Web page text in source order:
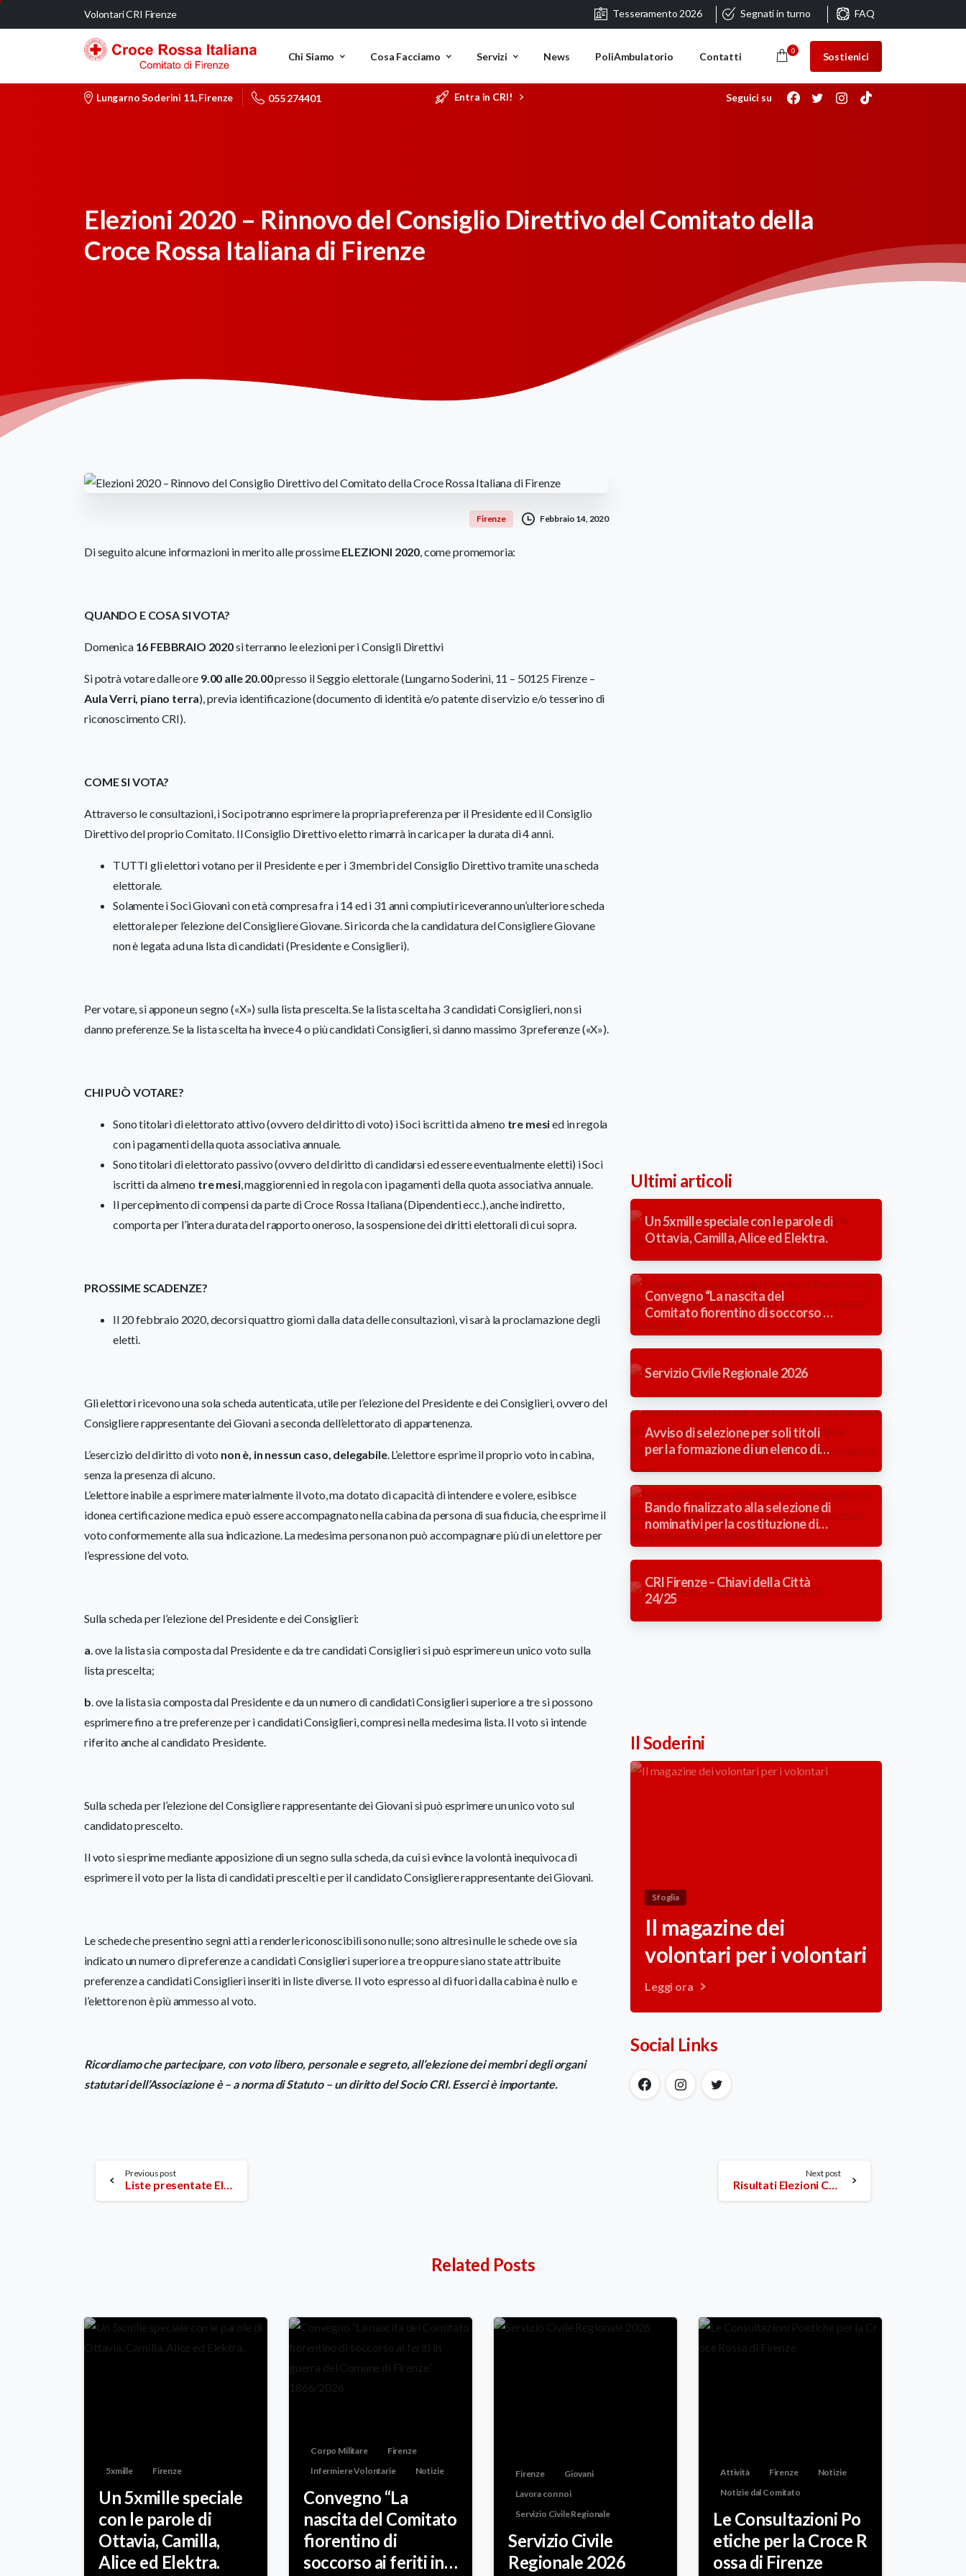
Volontari CRI Firenze Tesseramento 2026 Segnati in turno FAQ
Chi Siamo Cosa Facciamo Servizi News PoliAmbulatorio Contatti 0 Sostienici
Lungarno Soderini 11, Firenze 055 274401 Entra in CRI! Seguici su
Elezioni 2020 – Rinnovo del Consiglio Direttivo del Comitato della
Croce Rossa Italiana di Firenze
Firenze Febbraio 14, 2020
Di seguito alcune informazioni in merito alle prossimeELEZIONI 2020, come promemoria:
QUANDO E COSA SI VOTA?
Domenica 16 FEBBRAIO 2020si terranno le elezioni per i Consigli Direttivi
Si potrà votare dalle ore 9.00 alle 20.00presso il Seggio elettorale (Lungarno Soderini, 11 – 50125 Firenze –
Aula Verri, piano terra), previa identificazione (documento di identità e/o patente di servizio e/o tesserino di
riconoscimento CRI).
COME SI VOTA?
Attraverso le consultazioni, i Soci potranno esprimere la propria preferenza per il Presidente ed il Consiglio
Direttivo del proprio Comitato. Il Consiglio Direttivo eletto rimarrà in carica per la durata di 4 anni.
TUTTI gli elettori votano per il Presidente e per i 3 membri del Consiglio Direttivo tramite una scheda
elettorale.
Solamente i Soci Giovani con età compresa fra i 14 ed i 31 anni compiuti riceveranno un’ulteriore scheda
elettorale per l’elezione del Consigliere Giovane. Si ricorda che la candidatura del Consigliere Giovane
non è legata ad una lista di candidati (Presidente e Consiglieri).
Per votare, si appone un segno («X») sulla lista prescelta. Se la lista scelta ha 3 candidati Consiglieri, non si
danno preferenze. Se la lista scelta ha invece 4 o più candidati Consiglieri, si danno massimo 3 preferenze («X»).
CHI PUÒ VOTARE?
Sono titolari di elettorato attivo (ovvero del diritto di voto) i Soci iscritti da almeno tre mesied in regola
con i pagamenti della quota associativa annuale.
Sono titolari di elettorato passivo (ovvero del diritto di candidarsi ed essere eventualmente eletti) i Soci
iscritti da almeno tre mesi, maggiorenni ed in regola con i pagamenti della quota associativa annuale.
Il percepimento di compensi da parte di Croce Rossa Italiana (Dipendenti ecc.), anche indiretto,
comporta per l’intera durata del rapporto oneroso, la sospensione dei diritti elettorali di cui sopra.
PROSSIME SCADENZE?
Il 20 febbraio 2020, decorsi quattro giorni dalla data delle consultazioni, vi sarà la proclamazione degli
eletti.
Gli elettori ricevono una sola scheda autenticata, utile per l’elezione del Presidente e dei Consiglieri, ovvero del
Consigliere rappresentante dei Giovani a seconda dell’elettorato di appartenenza.
L’esercizio del diritto di voto non è, in nessun caso, delegabile. L’elettore esprime il proprio voto in cabina,
senza la presenza di alcuno.
L’elettore inabile a esprimere materialmente il voto, ma dotato di capacità di intendere e volere, esibisce
idonea certificazione medica e può essere accompagnato nella cabina da persona di sua fiducia, che esprime il
voto conformemente alla sua indicazione. La medesima persona non può accompagnare più di un elettore per
l’espressione del voto.
Sulla scheda per l’elezione del Presidente e dei Consiglieri:
a. ove la lista sia composta dal Presidente e da tre candidati Consiglieri si può esprimere un unico voto sulla
lista prescelta;
b. ove la lista sia composta dal Presidente e da un numero di candidati Consiglieri superiore a tre si possono
esprimere fino a tre preferenze per i candidati Consiglieri, compresi nella medesima lista. Il voto si intende
riferito anche al candidato Presidente.
Sulla scheda per l’elezione del Consigliere rappresentante dei Giovani si può esprimere un unico voto sul
candidato prescelto.
Il voto si esprime mediante apposizione di un segno sulla scheda, da cui si evince la volontà inequivoca di
esprimere il voto per la lista di candidati prescelti e per il candidato Consigliere rappresentante dei Giovani.
Le schede che presentino segni atti a renderle riconoscibili sono nulle; sono altresì nulle le schede ove sia
indicato un numero di preferenze a candidati Consiglieri superiore a tre oppure siano state attribuite
preferenze a candidati Consiglieri inseriti in liste diverse. Il voto espresso al di fuori dalla cabina è nullo e
l’elettore non è più ammesso al voto.
Ricordiamo che partecipare, con voto libero, personale e segreto, all’elezione dei membri degli organi
statutari dell’Associazione è – a norma di Statuto – un diritto del Socio CRI. Esserci è importante.
Ultimi articoli
Un 5xmille speciale con le parole di
Ottavia, Camilla, Alice ed Elektra.
Convegno “La nascita del
Comitato fiorentino di soccorso ai
feriti in guerra del Comune di
Firenze” 1866/2026
Servizio Civile Regionale 2026
Avviso di selezione per soli titoli
per la formazione di un elenco di
idonei alla mansione di Autista
Soccorritore con contratto a
tempo determinato (3 mesi).
Bando finalizzato alla selezione di
nominativi per la costituzione di
graduatoria aperta – Addetta/o
reception poliambulatorio
CRI Firenze – Chiavi della Città
24/25
Il Soderini
Sfoglia
Il magazine dei
volontari per i volontari
Leggi ora
Social Links
Continue
Reading
Previous post
Liste presentate Elezioni 16 Febbraio 2020
Next post
Risultati Elezioni Croce Rossa Firenze 2020
Related Posts
5xmille Firenze
Un 5xmille speciale
con le parole di
Ottavia, Camilla,
Alice ed Elektra.
Corpo Militare
Firenze
Infermiere Volontarie
Notizie
Convegno “La
nascita del Comitato
fiorentino di
soccorso ai feriti in
Firenze
Giovani
Lavora con noi
Servizio Civile Regionale
Servizio Civile
Regionale 2026
Attività Firenze
Notizie
Notizie dal Comitato
Le Consultazioni Po
etiche per la Croce R
ossa di Firenze